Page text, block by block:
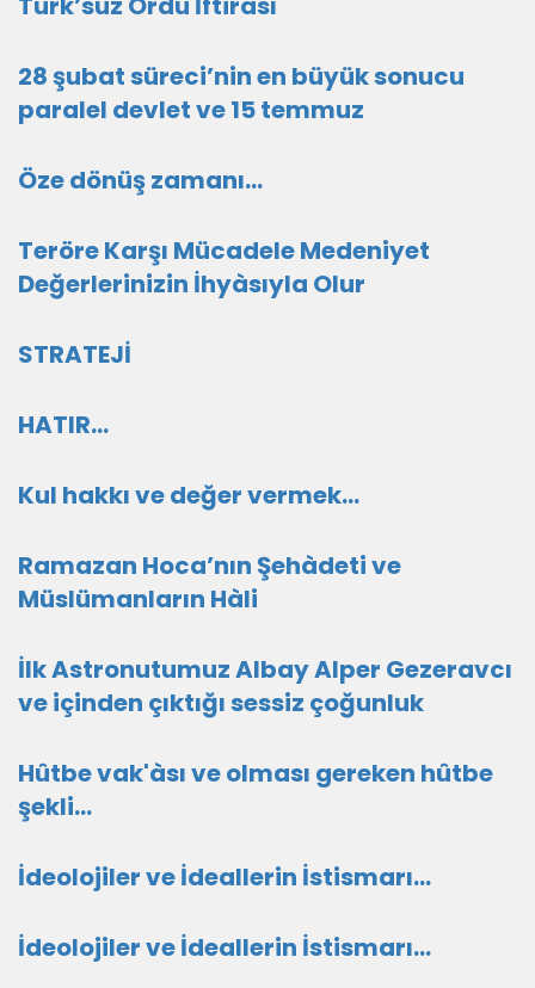
28 şubat süreci’nin en büyük sonucu
paralel devlet ve 15 temmuz
Öze dönüş zamanı...
Teröre Karşı Mücadele Medeniyet
Değerlerinizin İhyàsıyla Olur
STRATEJİ
HATIR…
Kul hakkı ve değer vermek…
Ramazan Hoca’nın Şehàdeti ve
Müslümanların Hàli
İlk Astronutumuz Albay Alper Gezeravcı
ve içinden çıktığı sessiz çoğunluk
Hûtbe vak'àsı ve olması gereken hûtbe
şekli...
İdeolojiler ve İdeallerin İstismarı…
İdeolojiler ve İdeallerin İstismarı…